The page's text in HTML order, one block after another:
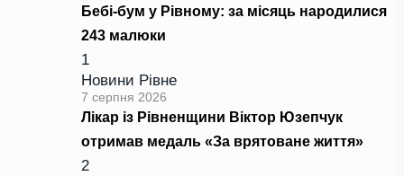
Бебі-бум у Рівному: за місяць народилися
243 малюки
1
Новини Рівне
7 серпня 2026
Лікар із Рівненщини Віктор Юзепчук
отримав медаль «За врятоване життя»
2